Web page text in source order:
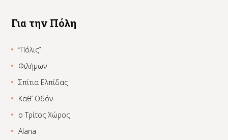
Για την Πόλη
“Πόλις”
Φιλήμων
Σπίτια Ελπίδας
Καθ’ Οδόν
ο Τρίτος Χώρος
Alana